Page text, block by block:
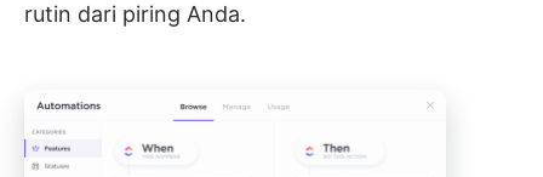
rutin dari piring Anda.